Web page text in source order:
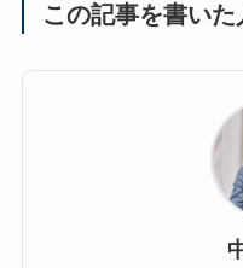
この記事を書いた